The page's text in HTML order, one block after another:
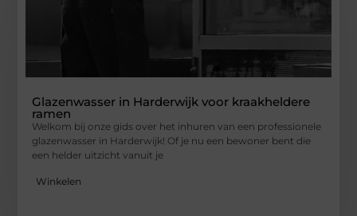
Glazenwasser in Harderwijk voor kraakheldere
ramen
Welkom bij onze gids over het inhuren van een professionele
glazenwasser in Harderwijk! Of je nu een bewoner bent die
een helder uitzicht vanuit je
Winkelen